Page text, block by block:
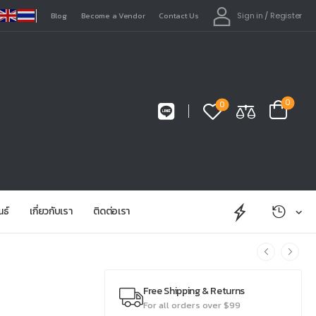
Blog Become a Vendor Contact Us Sign in / Register
0 0
ธ์ เกี่ยวกับเรา ติดต่อเรา
Free Shipping & Returns
For all orders over $99